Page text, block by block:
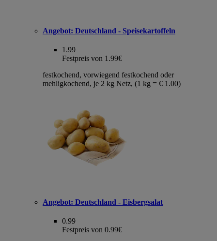
Angebot: Deutschland - Speisekartoffeln
1.99
Festpreis von 1.99€
festkochend, vorwiegend festkochend oder
mehligkochend, je 2 kg Netz, (1 kg = € 1.00)
Angebot: Deutschland - Eisbergsalat
0.99
Festpreis von 0.99€